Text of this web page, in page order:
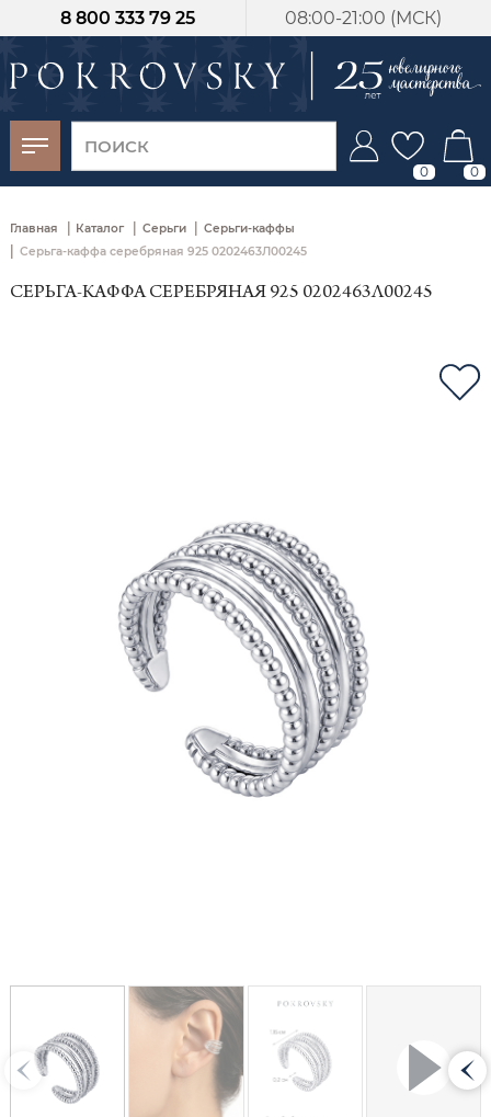
08:00-21:00 (МСК)
8 800 333 79 25
0 0
Главная | Каталог | Серьги | Серьги-каффы
| Серьга-каффа серебряная 925 0202463Л00245
СЕРЬГА-КАФФА СЕРЕБРЯНАЯ 925 0202463Л00245
-30%
от 15 дней с
момента оплаты